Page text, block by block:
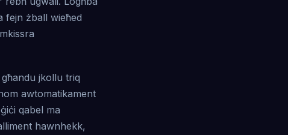
fejn żball wieħed
jkollu triq
awtomatikament
qabel ma
hawnhekk,